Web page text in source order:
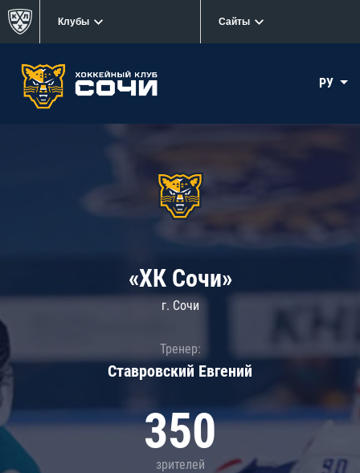
Клубы Сайты
РУ
«ХК Сочи»
г. Сочи
Тренер:
Ставровский Евгений
350
зрителей